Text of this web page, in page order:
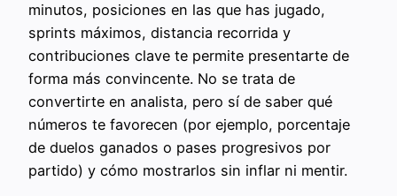
minutos, posiciones en las que has jugado,
sprints máximos, distancia recorrida y
contribuciones clave te permite presentarte de
forma más convincente. No se trata de
convertirte en analista, pero sí de saber qué
números te favorecen (por ejemplo, porcentaje
de duelos ganados o pases progresivos por
partido) y cómo mostrarlos sin inflar ni mentir.